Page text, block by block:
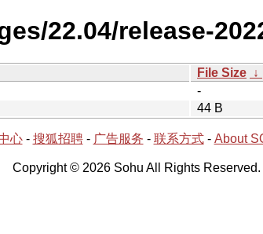
22.04/release-
File Size ↓
-
44 B
心- 搜狐招聘- 广告服务 - 联系方式- About
Copyright © 2026 Sohu All Rights Reserved.